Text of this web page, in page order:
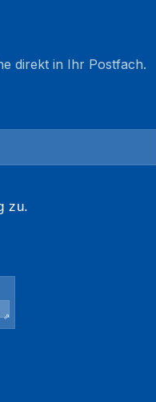
direkt in Ihr Postfach.